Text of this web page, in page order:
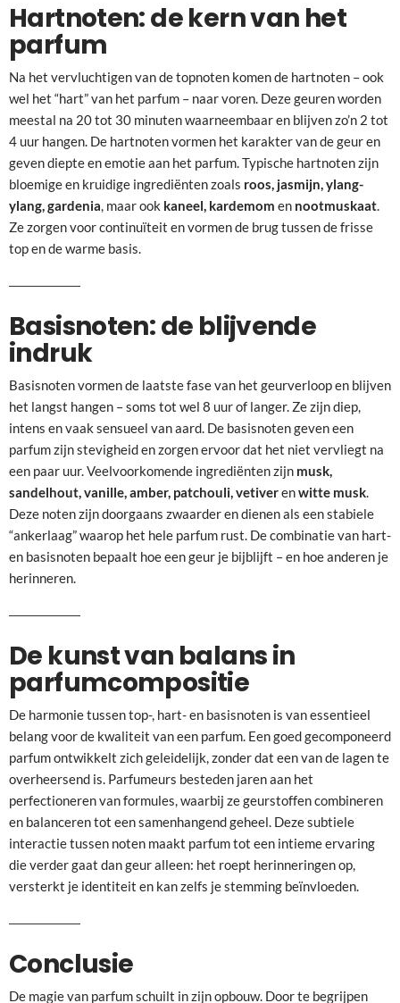
Hartnoten: de kern van het
parfum
Na het vervluchtigen van de topnoten komen de hartnoten – ook
wel het “hart” van het parfum – naar voren. Deze geuren worden
meestal na 20 tot 30 minuten waarneembaar en blijven zo’n 2 tot
4 uur hangen. De hartnoten vormen het karakter van de geur en
geven diepte en emotie aan het parfum. Typische hartnoten zijn
bloemige en kruidige ingrediënten zoals roos, jasmijn, ylang-
ylang, gardenia, maar ook kaneel, kardemom en nootmuskaat.
Ze zorgen voor continuïteit en vormen de brug tussen de frisse
top en de warme basis.
Basisnoten: de blijvende
indruk
Basisnoten vormen de laatste fase van het geurverloop en blijven
het langst hangen – soms tot wel 8 uur of langer. Ze zijn diep,
intens en vaak sensueel van aard. De basisnoten geven een
parfum zijn stevigheid en zorgen ervoor dat het niet vervliegt na
een paar uur. Veelvoorkomende ingrediënten zijn musk,
sandelhout, vanille, amber, patchouli, vetiverenwitte musk.
Deze noten zijn doorgaans zwaarder en dienen als een stabiele
“ankerlaag” waarop het hele parfum rust. De combinatie van hart-
en basisnoten bepaalt hoe een geur je bijblijft – en hoe anderen je
herinneren.
De kunst van balans in
parfumcompositie
De harmonie tussen top-, hart- en basisnoten is van essentieel
belang voor de kwaliteit van een parfum. Een goed gecomponeerd
parfum ontwikkelt zich geleidelijk, zonder dat een van de lagen te
overheersend is. Parfumeurs besteden jaren aan het
perfectioneren van formules, waarbij ze geurstoffen combineren
en balanceren tot een samenhangend geheel. Deze subtiele
interactie tussen noten maakt parfum tot een intieme ervaring
die verder gaat dan geur alleen: het roept herinneringen op,
versterkt je identiteit en kan zelfs je stemming beïnvloeden.
Conclusie
De magie van parfum schuilt in zijn opbouw. Door te begrijpen